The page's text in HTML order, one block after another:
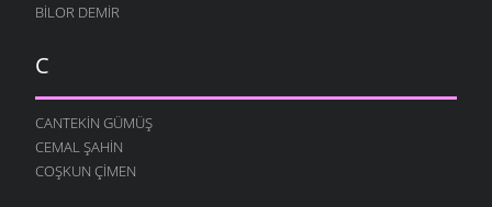
BILOR DEMIR
C
CANTEKIN GÜMÜŞ
CEMAL ŞAHIN
COŞKUN ÇIMEN